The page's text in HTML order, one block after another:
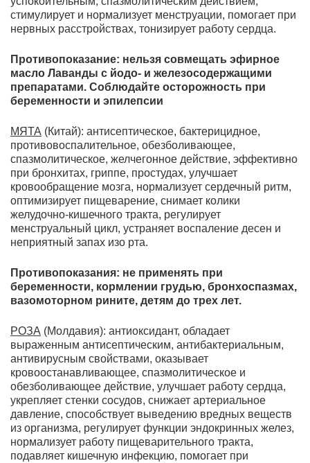
стимулирует и нормализует менструации, помогает при
нервных расстройствах, тонизирует работу сердца.
Противопоказание: нельзя совмещать эфирное
масло Лаванды с йодо- и железосодержащими
препаратами. Соблюдайте осторожность при
беременности и эпилепсии
МЯТА (Китай): антисептическое, бактерицидное,
противовоспалительное, обезболивающее,
спазмолитическое, желчегонное действие, эффективно
при бронхитах, гриппе, простудах, улучшает
кровообращение мозга, нормализует сердечный ритм,
оптимизирует пищеварение, снимает колики
желудочно-кишечного тракта, регулирует
менструальный цикл, устраняет воспаление десен и
неприятный запах изо рта.
Противопоказания: не применять при
беременности, кормлении грудью, бронхоспазмах,
вазомоторном рините, детям до трех лет.
РОЗА (Молдавия): антиоксидант, обладает
выраженным антисептическим, антибактериальным,
антивирусным свойствами, оказывает
кровоостанавливающее, спазмолитическое и
обезболивающее действие, улучшает работу сердца,
укрепляет стенки сосудов, снижает артериальное
давление, способствует выведению вредных веществ
из организма, регулирует функции эндокринных желез,
нормализует работу пищеварительного тракта,
подавляет кишечную инфекцию, помогает при